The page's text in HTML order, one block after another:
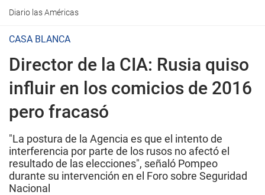
Diario las Américas
CASA BLANCA
Director de la CIA: Rusia quiso
influir en los comicios de 2016
pero fracasó
"La postura de la Agencia es que el intento de
interferencia por parte de los rusos no afectó el
resultado de las elecciones", señaló Pompeo
durante su intervención en el Foro sobre Seguridad
Nacional